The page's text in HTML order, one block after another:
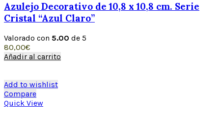
Azulejo Decorativo de 10,8 x 10,8 cm. Serie
Cristal “Azul Claro”
Valorado con 5.00 de 5
80,00€
Añadir al carrito
Add to wishlist
Compare
Quick View